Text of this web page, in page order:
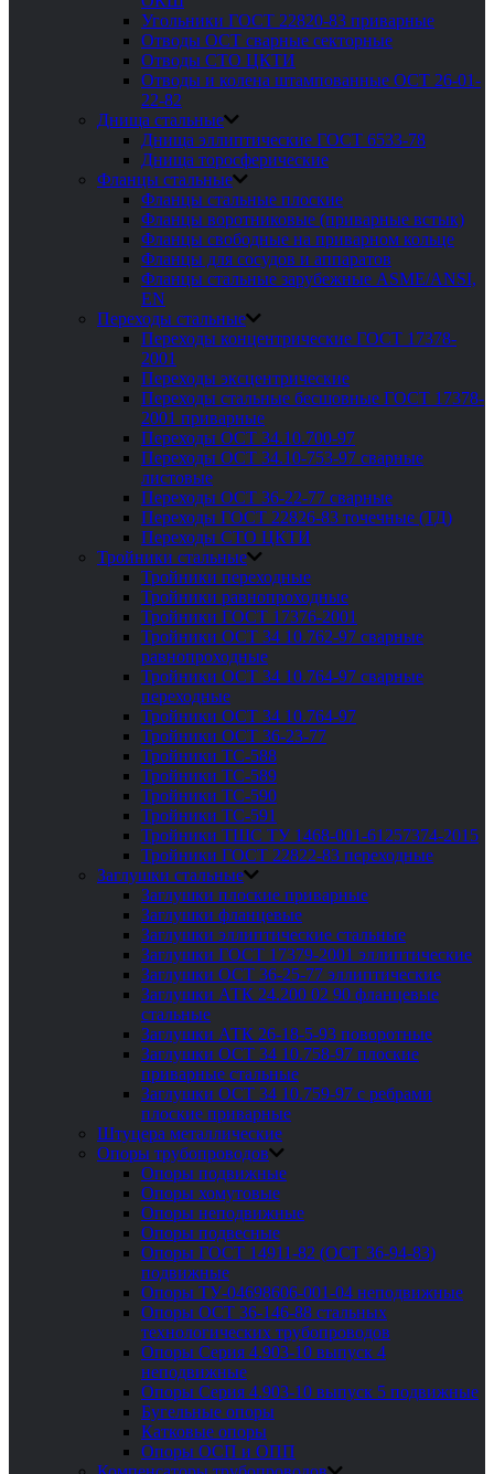
Угольники ГОСТ 22820-83 приварные
Отводы ОСТ сварные секторные
Отводы СТО ЦКТИ
Отводы и колена штампованные ОСТ 26-01-
22-82
Днища стальные
Днища эллиптические ГОСТ 6533-78
Днища торосферические
Фланцы стальные
Фланцы стальные плоские
Фланцы воротниковые (приварные встык)
Фланцы свободные на приварном кольце
Фланцы для сосудов и аппаратов
Фланцы стальные зарубежные ASME/ANSI,
EN
Переходы стальные
Переходы концентрические ГОСТ 17378-
2001
Переходы эксцентрические
Переходы стальные бесшовные ГОСТ 17378-
2001 приварные
Переходы ОСТ 34.10.700-97
Переходы ОСТ 34.10-753-97 сварные
листовые
Переходы ОСТ 36-22-77 сварные
Переходы ГОСТ 22826-83 точечные (ТД)
Переходы СТО ЦКТИ
Тройники стальные
Тройники переходные
Тройники равнопроходные
Тройники ГОСТ 17376-2001
Тройники ОСТ 34 10.762-97 сварные
равнопроходные
Тройники ОСТ 34 10.764-97 сварные
переходные
Тройники ОСТ 34 10.764-97
Тройники ОСТ 36-23-77
Тройники ТС-588
Тройники ТС-589
Тройники ТС-590
Тройники ТС-591
Тройники ТШС ТУ 1468-001-61257374-2015
Тройники ГОСТ 22822-83 переходные
Заглушки стальные
Заглушки плоские приварные
Заглушки фланцевые
Заглушки эллиптические стальные
Заглушки ГОСТ 17379-2001 эллиптические
Заглушки ОСТ 36-25-77 эллиптические
Заглушки АТК 24.200 02 90 фланцевые
стальные
Заглушки АТК 26-18-5-93 поворотные
Заглушки ОСТ 34 10.758-97 плоские
приварные стальные
Заглушки ОСТ 34 10.759-97 с ребрами
плоские приварные
Штуцера металлические
Опоры трубопроводов
Опоры подвижные
Опоры хомутовые
Опоры неподвижные
Опоры подвесные
Опоры ГОСТ 14911-82 (ОСТ 36-94-83)
подвижные
Опоры ТУ-04698606-001-04 неподвижные
Опоры ОСТ 36-146-88 стальных
технологических трубопроводов
Опоры Серия 4.903-10 выпуск 4
неподвижные
Опоры Серия 4.903-10 выпуск 5 подвижные
Бугельные опоры
Катковые опоры
Опоры ОСП и ОПП